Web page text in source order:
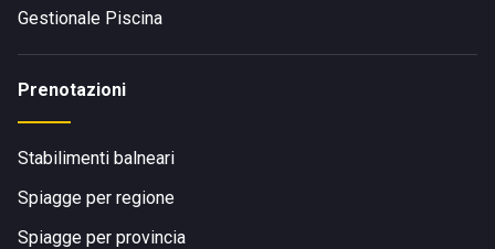
Gestionale Piscina
Prenotazioni
Stabilimenti balneari
Spiagge per regione
Spiagge per provincia